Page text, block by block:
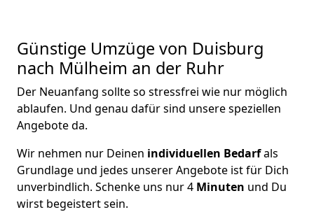
Günstige Umzüge von Duisburg
nach Mülheim an der Ruhr
Der Neuanfang sollte so stressfrei wie nur möglich
ablaufen. Und genau dafür sind unsere speziellen
Angebote da.
Wir nehmen nur Deinen individuellen Bedarfals
Grundlage und jedes unserer Angebote ist für Dich
unverbindlich. Schenke uns nur 4 Minuten und Du
wirst begeistert sein.